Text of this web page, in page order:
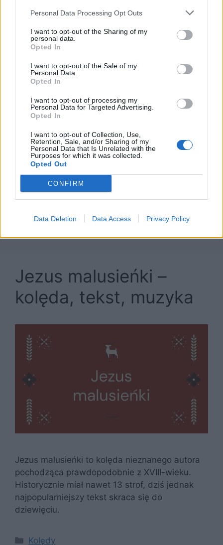
Personal Data Processing Opt Outs
I want to opt-out of the Sharing of my
personal data.
Opted In
I want to opt-out of the Sale of my
Personal Data.
Opted In
I want to opt-out of processing my
Personal Data for Targeted Advertising.
Opted In
I want to opt-out of Collection, Use,
Retention, Sale, and/or Sharing of my
Personal Data that Is Unrelated with the
Purposes for which it was collected.
Opted Out
CONFIRM
Data Deletion Data Access Privacy Policy
Jezusa Narodzonego to kolęda wywodząca się
najprawdopodobniej z Podkarpacia, powstała
najprawdopodobniej na koniec XVIII wieku.
Autor słów pozostaje nieznany.
Kategorie
Kolędy
Jezus malusieńki –
kolęda, tekst, muzyka
Jezus malusieńki to kolęda nieznanego autora
pochodząca prawdopodobnie z XVIII-wieku.
Historycznie miał nawet 13 strof, dziś jednak
najpopularniejszy tekst skraca się do
dziewięciu.
Kategorie
Kolędy